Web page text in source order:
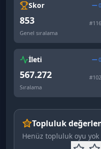
Skor 0
853 #116
Genel sıralama
İleti 0
567.272 #102
Sıralama
Topluluk
Henüz topluluk oyu